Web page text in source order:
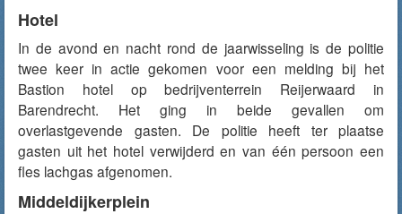
Hotel
In de avond en nacht rond de jaarwisseling is de politie
twee keer in actie gekomen voor een melding bij het
Bastion hotel op bedrijventerrein Reijerwaard in
Barendrecht. Het ging in beide gevallen om
overlastgevende gasten. De politie heeft ter plaatse
gasten uit het hotel verwijderd en van één persoon een
fles lachgas afgenomen.
Middeldijkerplein